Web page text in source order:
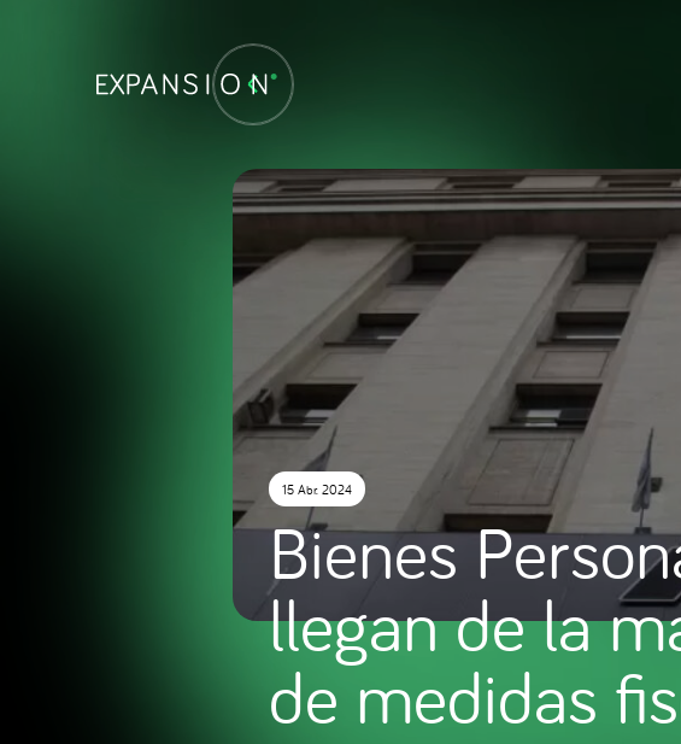
15 Abr. 2024
Bienes
llegan de la
de medidas